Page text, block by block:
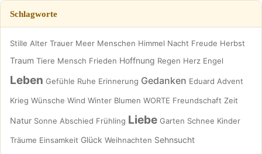
Schlagworte
Stille Alter Trauer Meer Menschen Himmel Nacht Freude Herbst
Traum Tiere Mensch Frieden Hoffnung Regen Herz Engel
Leben Gefühle Ruhe Erinnerung Gedanken Eduard Advent
Krieg Wünsche Wind Winter Blumen WORTE Freundschaft Zeit
Natur Sonne Abschied Frühling Liebe Garten Schnee Kinder
Träume Einsamkeit Glück Weihnachten Sehnsucht